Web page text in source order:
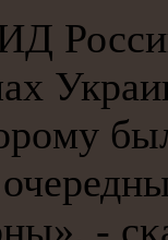
-